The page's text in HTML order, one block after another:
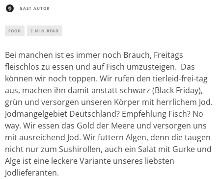
GAST AUTOR
FOOD 2 MIN READ
Bei manchen ist es immer noch Brauch, Freitags
fleischlos zu essen und auf Fisch umzusteigen. Das
können wir noch toppen. Wir rufen den tierleid-frei-tag
aus, machen ihn damit anstatt schwarz (Black Friday),
grün und versorgen unseren Körper mit herrlichem Jod.
Jodmangelgebiet Deutschland? Empfehlung Fisch? No
way. Wir essen das Gold der Meere und versorgen uns
mit ausreichend Jod. Wir futtern Algen, denn die taugen
nicht nur zum Sushirollen, auch ein Salat mit Gurke und
Alge ist eine leckere Variante unseres liebsten
Jodlieferanten.